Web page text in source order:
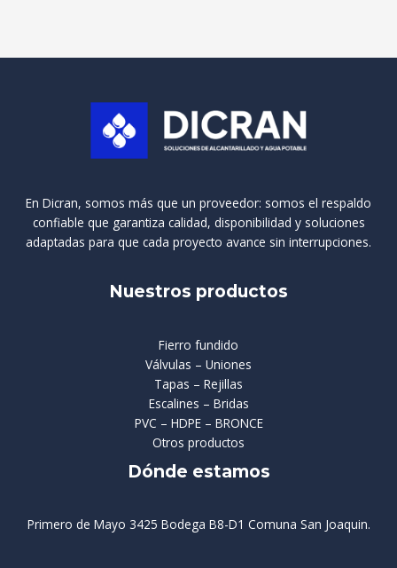
En Dicran, somos más que un proveedor: somos el respaldo
confiable que garantiza calidad, disponibilidad y soluciones
adaptadas para que cada proyecto avance sin interrupciones.
Nuestros productos
Fierro fundido
Válvulas – Uniones
Tapas – Rejillas
Escalines – Bridas
PVC – HDPE – BRONCE
Otros productos
Dónde estamos
Primero de Mayo 3425 Bodega B8-D1 Comuna San Joaquin.